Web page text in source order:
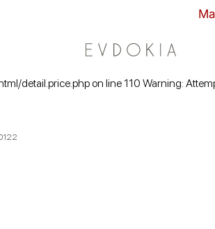
detail.price.php on line 110 Warning: